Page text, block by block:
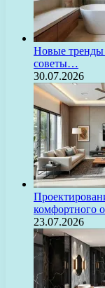
Новые тренды
советы…
30.07.2026
комфортного
23.07.2026